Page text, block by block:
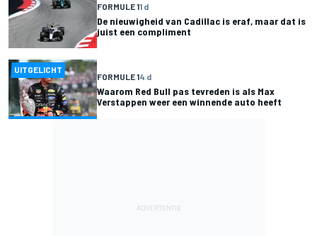
FORMULE 11 d
De nieuwigheid van Cadillac is eraf, maar dat is
juist een compliment
UITGELICHT
FORMULE 14 d
Waarom Red Bull pas tevreden is als Max
Verstappen weer een winnende auto heeft